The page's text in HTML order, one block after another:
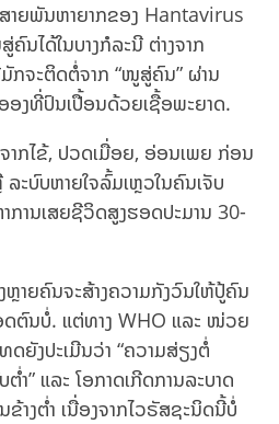
າຍພັນຫາຍາກຂອງ Hantavirus
ນໄດ້ໃນບາງກໍລະນີ ຕ່າງຈາກ
ຈະຕິດຕໍ່ຈາກ “ໜູສູ່ຄົນ” ຜ່ານ
ງທີ່ປົນເປື້ອນດ້ວຍເຊື້ອພະຍາດ.
າກໄຂ້, ປວດເມື່ອຍ, ອ່ອນເພຍ ກ່ອນ
ະບົບຫາຍໃຈລົ້ມເຫຼວໃນຄົນເຈັບ
ການເສຍຊີວິດສູງຮອດປະມານ 30-
ຫຼາຍຄົນຈະສ້າງຄວາມກັງວົນໃຫ້ປູ້ຄົນ
ດຕົນບໍ່. ແຕ່ທາງ WHO ແລະ ໜ່ວຍ
ດຍັງປະເມີນວ່າ “ຄວາມສ່ຽງຕໍ່
ຳ” ແລະ ໂອກາດເກີດການລະບາດ
າງຕ່ຳ ເນື່ອງຈາກໄວຣັສຊະນິດນີ້ບໍ່